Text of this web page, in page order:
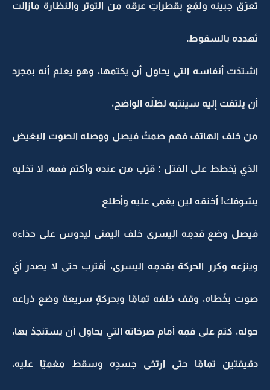
تعرَق جبينه ولمَع بقطراتِ عرقه من التوتر والنظارة مازالت
تُهدده بالسقوط.
اشتدَت أنفاسه التي يحاول أن يكتمها، وهو يعلم أنه بمجرد
أن يلتفت إليه سينتبه لظلَه الواضح،
من خلف الهاتف فهم صمتُ فيصل ووصله الصوت البغيض
الذي يُخطط على القتل : قرَب من عنده وأكتم فمه، لا تخليه
يشوفك! أخنقه لين يغمى عليه وأطلع
فيصل وضع قدمِه اليسرى خلف اليمنى ليدوس على حذاءه
وينزعه وكرر الحركة بقدمِه اليسرى، أقترب حتى لا يصدر أيَ
صوت بخُطاه، وقف خلفه تمامًا وبحركةٍ سريعة وضع ذراعه
حوله، كتم على فمِه أمام صرخاته التي يحاول أن يستنجدُ بها،
دقيقتين تمامًا حتى ارتخى جسدِه وسقط مغميًا عليه،